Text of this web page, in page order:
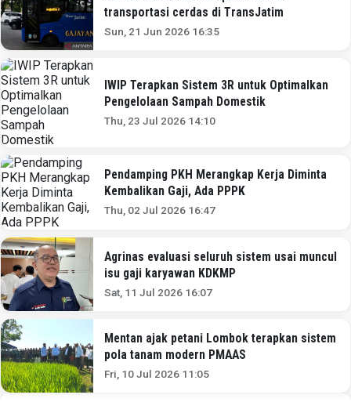
transportasi cerdas di TransJatim
Sun, 21 Jun 2026 16:35
IWIP Terapkan Sistem 3R untuk Optimalkan
Pengelolaan Sampah Domestik
Thu, 23 Jul 2026 14:10
Pendamping PKH Merangkap Kerja Diminta
Kembalikan Gaji, Ada PPPK
Thu, 02 Jul 2026 16:47
Agrinas evaluasi seluruh sistem usai muncul
isu gaji karyawan KDKMP
Sat, 11 Jul 2026 16:07
Mentan ajak petani Lombok terapkan sistem
pola tanam modern PMAAS
Fri, 10 Jul 2026 11:05